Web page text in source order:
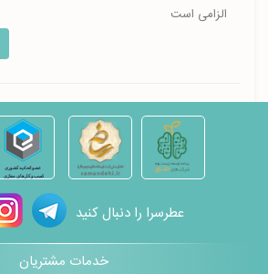
الزامی است
عطرسرا را دنبال کنید
خدمات مشتریان